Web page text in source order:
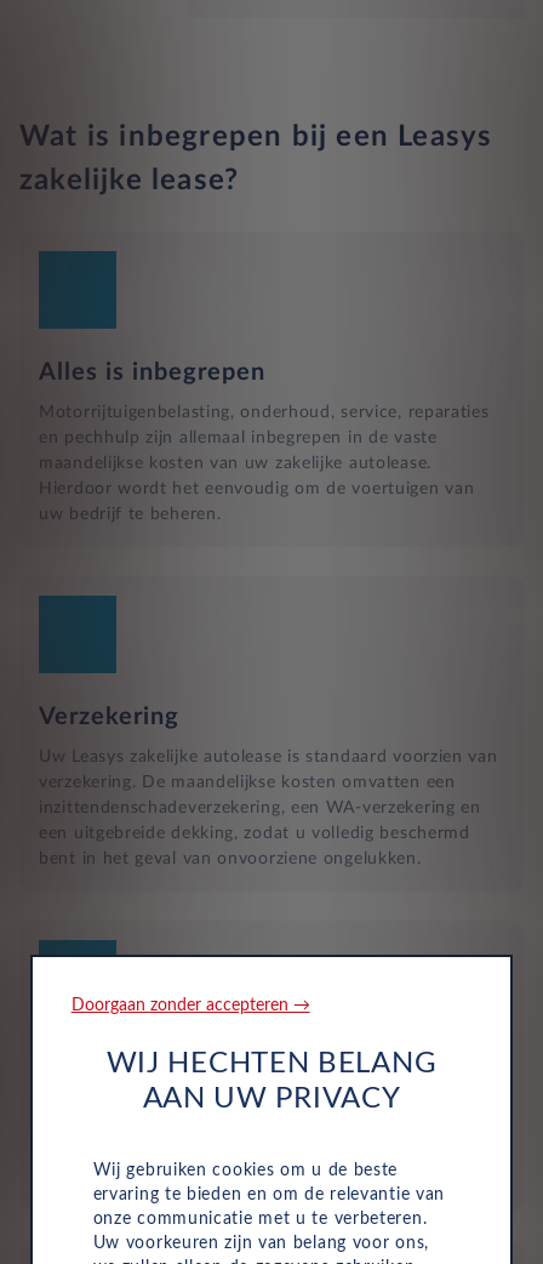
Wat is inbegrepen bij een Leasys
zakelijke lease?
Alles is inbegrepen
Motorrijtuigenbelasting, onderhoud, service, reparaties
en pechhulp zijn allemaal inbegrepen in de vaste
maandelijkse kosten van uw zakelijke autolease.
Hierdoor wordt het eenvoudig om de voertuigen van
uw bedrijf te beheren.
Verzekering
Uw Leasys zakelijke autolease is standaard voorzien van
verzekering. De maandelijkse kosten omvatten een
inzittendenschadeverzekering, een WA-verzekering en
een uitgebreide dekking, zodat u volledig beschermd
bent in het geval van onvoorziene ongelukken.
Geen investering of aanbetaling nodig
Bij zakelijke lease is de leasemaatschappij eigenaar van
maken met onverwachte rekeningen.
Doorgaan zonder accepteren →
WIJ HECHTEN BELANG
AAN UW PRIVACY
Wij gebruiken cookies om u de beste
ervaring te bieden en om de relevantie van
onze communicatie met u te verbeteren.
Uw voorkeuren zijn van belang voor ons,